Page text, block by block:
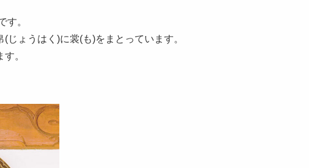
す。
ょうはく)に裳(も)をまとっています。
。